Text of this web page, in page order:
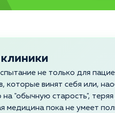
не только для
которые винят себя или,
"обычную старость",
медицина пока не умеет